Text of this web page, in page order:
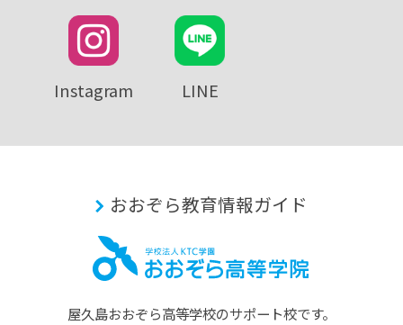
Instagram LINE
おおぞら教育情報ガイド
屋久島おおぞら⾼等学校のサポート校です。